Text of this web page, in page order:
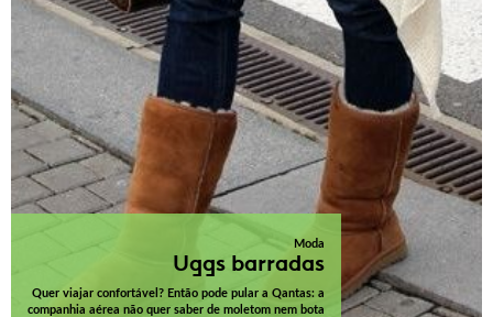
Moda
Uggs barradas
Quer viajar confortável? Então pode pular a Qantas: a
companhia aérea não quer saber de moletom nem bota